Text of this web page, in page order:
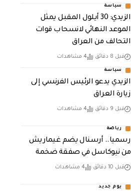
سياسة
الزيدي: 30 أيلول المقبل يمثل
الموعد النهائي لانسحاب قوات
التحالف من العراق
قبل 8 دقائق 4 مشاهدات
سياسة
الزيدي يدعو الرئيس الفرنسي إلى
زيارة العراق
قبل 9 دقائق 4 مشاهدات
رياضة
رسميا.. أرسنال يضم غيماريش
من نيوكاسل في صفقة ضخمة
قبل 10 دقائق 4 مشاهدات
يوم جديد